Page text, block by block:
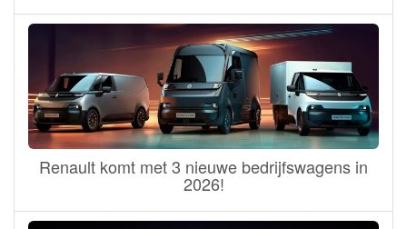
Renault komt met 3 nieuwe bedrijfswagens in
2026!